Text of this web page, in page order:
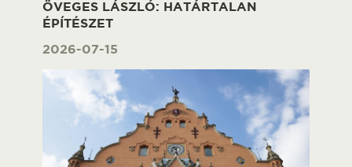
ÖVEGES LÁSZLÓ: HATÁRTALAN
ÉPÍTÉSZET
2026-07-15